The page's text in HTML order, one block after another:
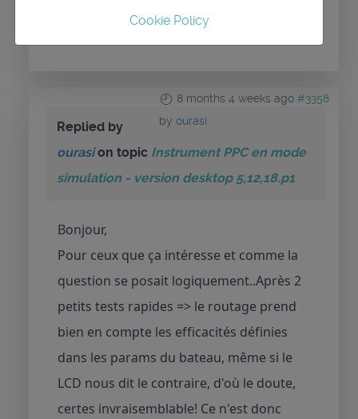
8 months 4 weeks ago #3358
by ourasi
Replied by
ourasion topic Instrument PPC en mode
simulation - version desktop 5,12,18.p1
Bonjour,
Pour ceux que ça intéresse et comme la
question se posait logiquement..Après 2
petits tests rapides => le routage prend
bien en compte les efficacités définies
dans les params du bateau, même si le
LCD nous dit le contraire, d'où le doute,
certes invraisemblable! Ce n'est donc
Cookie Policy